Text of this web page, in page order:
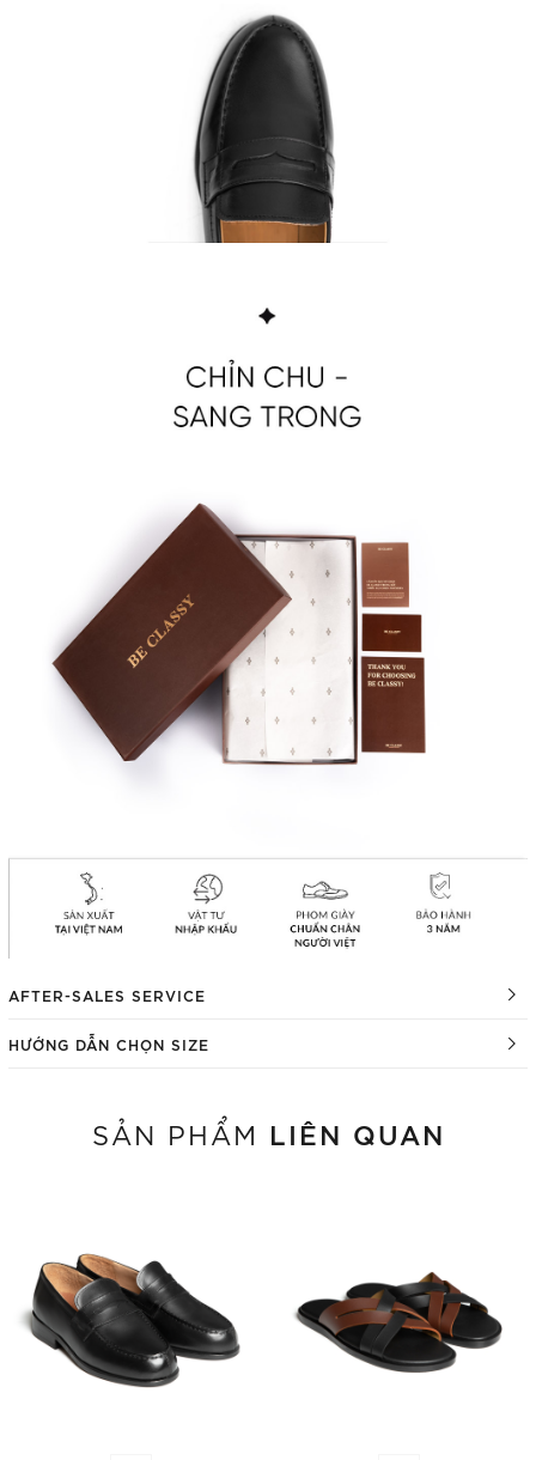
AFTER-SALES SERVICE
HƯỚNG DẪN CHỌN SIZE
SẢN PHẨM LIÊN QUAN